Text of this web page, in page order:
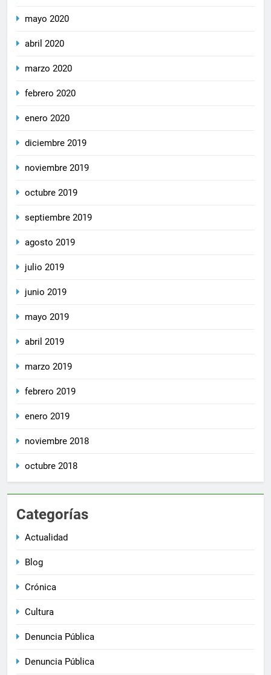
mayo 2020
abril 2020
marzo 2020
febrero 2020
enero 2020
diciembre 2019
noviembre 2019
octubre 2019
septiembre 2019
agosto 2019
julio 2019
junio 2019
mayo 2019
abril 2019
marzo 2019
febrero 2019
enero 2019
noviembre 2018
octubre 2018
Categorías
Actualidad
Blog
Crónica
Cultura
Denuncia Pública
Denuncia Pública